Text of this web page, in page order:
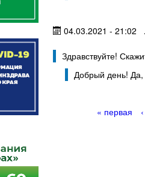
04.03.2021 - 21:02
Здравствуйте!
Добрый день!
« первая